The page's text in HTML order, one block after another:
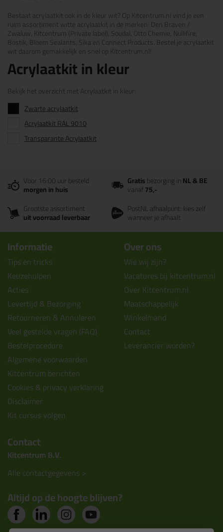
Bestaat acrylaatkit ook in de kleur wit? Op Kitcentrum.nl vind je een
ruim assortiment witte acrylaatkit in de merken: Den Braven /
Zwaluw, Kitcentrum (Private label), Soudal, Otto Chemie, Nullifire,
Bostik, Bloem Sealants, Sika en Connect Products. Bestel je acrylaatkit
wit daarom gemakkelijk en snel op Kitcentrum.nl!
Acrylaatkit in kleur
Bekijk het overzicht met Acrylaatkit in kleur:
Zwarte acrylaatkit
Acrylaatkit RAL 9010
Transparante Acrylaatkit
Voor 16:00 uur besteld
morgen in huis
Gratisbezorging inNL & BE
vanaf75,-
Grootste assortiment
uit voorraad leverbaar
PostNL afhaalpunt: kies zelf
wanneer je afhaalt
Informatie
Tips en tricks
Keuzehulpen
Acties
Levertijd & Bezorging
Retourneren & Annuleren
Veel gestelde vragen (FAQ)
Bestelprocedure
Algemene voorwaarden
Kitcentrum berichten
Cookies & privacy verklaring
Disclaimer
Kit cursus volgen
Over ons
Wie wij zijn?
Vacatures bij kitcentrum.nl
Over Kitcentrum.nl
Maatschappelijk
Winkelmand
Contact
Leverancier worden?
Contact
Kitcentrum B.V.
Alle contactgegevens >
Altijd op de hoogte blijven?